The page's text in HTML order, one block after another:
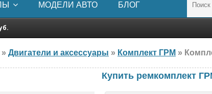
МОДЕЛИ АВТО БЛОГ
» Двигатели и аксессуары » Комплект ГРМ »
Купить ремкомплект